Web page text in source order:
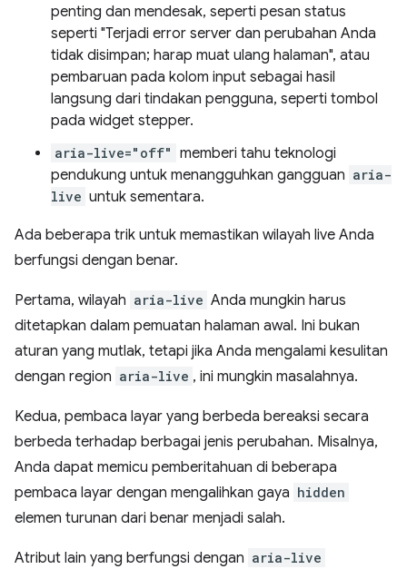
penting dan mendesak, seperti pesan status
seperti "Terjadi error server dan perubahan Anda
tidak disimpan; harap muat ulang halaman", atau
pembaruan pada kolom input sebagai hasil
langsung dari tindakan pengguna, seperti tombol
pada widget stepper.
aria-live="off" memberi tahu teknologi
pendukung untuk menangguhkan gangguan aria-
live untuk sementara.
Ada beberapa trik untuk memastikan wilayah live Anda
berfungsi dengan benar.
Pertama, wilayah aria-live Anda mungkin harus
ditetapkan dalam pemuatan halaman awal. Ini bukan
aturan yang mutlak, tetapi jika Anda mengalami kesulitan
dengan region aria-live , ini mungkin masalahnya.
Kedua, pembaca layar yang berbeda bereaksi secara
berbeda terhadap berbagai jenis perubahan. Misalnya,
Anda dapat memicu pemberitahuan di beberapa
pembaca layar dengan mengalihkan gaya hidden
elemen turunan dari benar menjadi salah.
Atribut lain yang berfungsi dengan aria-live